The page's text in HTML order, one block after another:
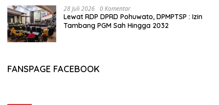
28 Juli 2026 0 Komentar
Lewat RDP DPRD Pohuwato, DPMPTSP : Izin
Tambang PGM Sah Hingga 2032
FANSPAGE FACEBOOK